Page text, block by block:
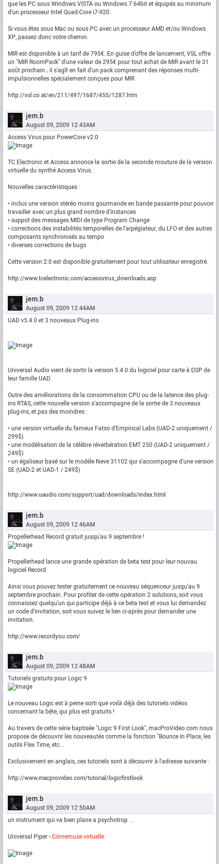
que les PC sous Windows VISTA ou Windows 7 64bit et équipés au minimum
d'un processeur Intel Quad-Core i7-920.
Si vous êtes sous Mac ou sous PC avec un processeur AMD et/ou Windows
XP, passez donc votre chemin.
MIR est disponible à un tarif de 795€. En guise d'offre de lancement, VSL offre
un "MIR RoomPack" d'une valeur de 295€ pour tout achat de MIR avant le 31
août prochain ; il s'agît en fait d'un pack comprenant des réponses multi-
impulsionnelles spécialement conçues pour MIR
http://vsl.co.at/en/211/497/1687/455/1287.htm
jem.b
August 09, 2009 12:43AM
Access Virus pour PowerCore v2.0
TC Electronic et Access annonce la sortie de la seconde mouture de la version
virtuelle du synthé Access Virus.
Nouvelles caractéristiques :
• inclus une version stéréo moins gourmande en bande passante pour pouvoir
travailler avec un plus grand nombre d'instances
• suppot des messages MIDI de type Program Change
• corrections des instabilités temporelles de l'arpégiateur, du LFO et des autres
composants synchronisés au tempo
• diverses corrections de bugs
Cette version 2.0 est disponible gratuitement pour tout utilisateur enregistré.
http://www.tcelectronic.com/accessvirus_downloads.asp
jem.b
August 09, 2009 12:44AM
UAD v5.4.0 et 3 nouveaux Plug-ins
Universal Audio vient de sortir la version 5.4.0 du logiciel pour carte à DSP de
leur famille UAD.
Outre des améliorations de la consommation CPU ou de la latence des plug-
ins RTAS, cette nouvelle version s'accompagne de la sortie de 3 nouveaux
plug-ins, et pas des moindres :
• une version virtuelle du fameux Fatso d'Empirical Labs (UAD-2 uniquement /
299$)
• une modélisation de la célèbre réverbération EMT 250 (UAD-2 uniquement /
249$)
• un égaliseur basé sur le modèle Neve 31102 qui s'accompagne d'une version
SE (UAD-2 et UAD-1 / 249$)
http://www.uaudio.com/support/uad/downloads/index.html
jem.b
August 09, 2009 12:46AM
Propellerhead Record gratuit jusqu'au 9 septembre !
Propellerhead lance une grande opération de beta test pour leur nouvau
logiciel Record.
Ainsi vous pouvez tester gratuitement ce nouveau séquenceur jusqu'au 9
septembre prochain. Pour profiter de cette opération 2 solutions, soit vous
connaissez quelqu'un qui participe déjà à ce beta test et vous lui demandez
un code d'invitation, soit vous suivez le lien ci-après pour demander une
invitation.
http://www.recordyou.com/
jem.b
August 09, 2009 12:48AM
Tutoriels gratuits pour Logic 9
Le nouveau Logic est à peine sorti que voilà déjà des tutoriels vidéos
concernant la bête, qui plus est gratuits !
Au travers de cette série baptisée "Logic 9 First Look", macProVideo.com nous
propose de découvrir les nouveautés comme la fonction "Bounce In Place, les
outils Flex Time, etc...
Exclusivement en anglais, ces tutoriels sont à découvrir à l'adresse suivante :
http://www.macprovideo.com/tutorial/logicfirstlook
jem.b
August 09, 2009 12:50AM
un instrument qui va bien plaire a psychotrop ...
Universal Piper -Cornemuse virtuelle